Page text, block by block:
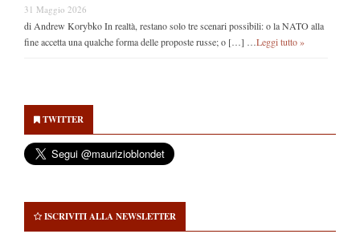
31 Maggio 2026
di Andrew Korybko In realtà, restano solo tre scenari possibili: o la NATO alla
fine accetta una qualche forma delle proposte russe; o […] … Leggi tutto »
Sidebar
TWITTER
ISCRIVITI ALLA NEWSLETTER